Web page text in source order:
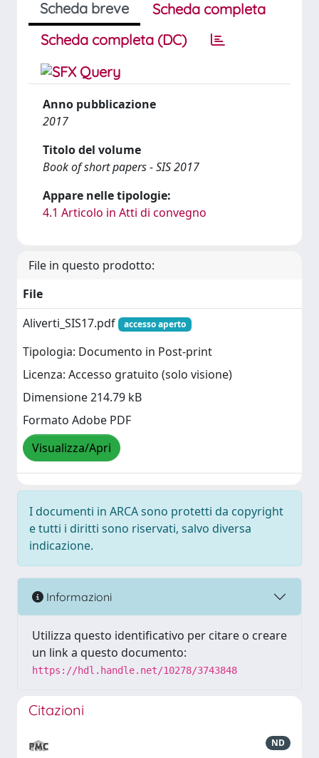
Scheda breve
Scheda completa
Scheda completa (DC)
Anno pubblicazione
2017
Titolo del volume
Book of short papers - SIS 2017
Appare nelle tipologie:
4.1 Articolo in Atti di convegno
File in questo prodotto:
File
Aliverti_SIS17.pdf
accesso aperto
Tipologia: Documento in Post-print
Licenza: Accesso gratuito (solo visione)
Dimensione 214.79 kB
Formato Adobe PDF
Visualizza/Apri
I documenti in ARCA sono protetti da copyright
e tutti i diritti sono riservati, salvo diversa
indicazione.
Informazioni
Utilizza questo identificativo per citare o creare
un link a questo documento:
https://hdl.handle.net/10278/3743848
Citazioni
ND